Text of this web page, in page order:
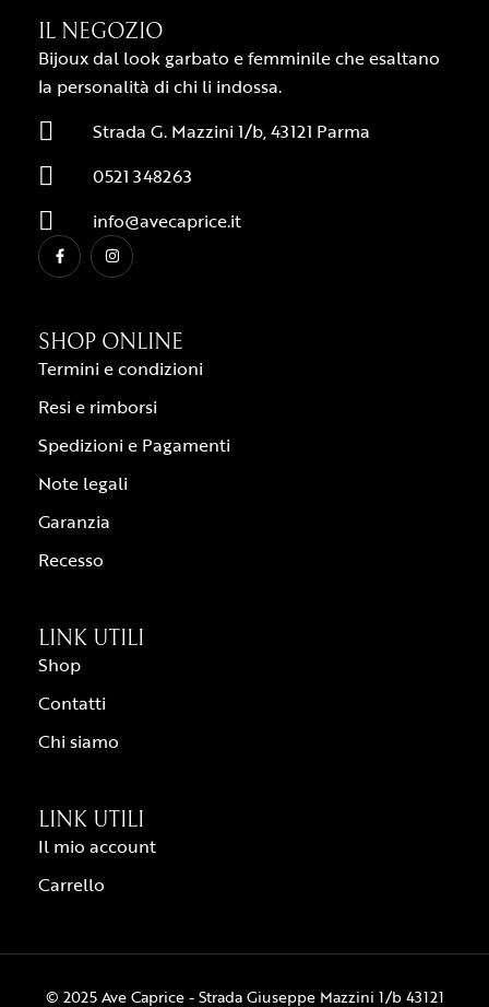
IL NEGOZIO
Bijoux dal look garbato e femminile che esaltano
la personalità di chi li indossa.
Strada G. Mazzini 1/b, 43121 Parma
0521 348263
info@avecaprice.it
SHOP ONLINE
Termini e condizioni
Resi e rimborsi
Spedizioni e Pagamenti
Note legali
Garanzia
Recesso
LINK UTILI
Shop
Contatti
Chi siamo
LINK UTILI
Il mio account
Carrello
© 2025 Ave Caprice - Strada Giuseppe Mazzini 1/b 43121